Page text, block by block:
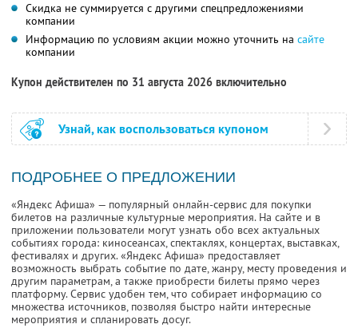
Скидка не суммируется с другими спецпредложениями
компании
Информацию по условиям акции можно уточнить на сайте
компании
Купон действителен по 31 августа 2026 включительно
Узнай, как воспользоваться купоном
ПОДРОБНЕЕ О ПРЕДЛОЖЕНИИ
«Яндекс Афиша» — популярный онлайн-сервис для покупки
билетов на различные культурные мероприятия. На сайте и в
приложении пользователи могут узнать обо всех актуальных
событиях города: киносеансах, спектаклях, концертах, выставках,
фестивалях и других. «Яндекс Афиша» предоставляет
возможность выбрать событие по дате, жанру, месту проведения и
другим параметрам, а также приобрести билеты прямо через
платформу. Сервис удобен тем, что собирает информацию со
множества источников, позволяя быстро найти интересные
мероприятия и спланировать досуг.